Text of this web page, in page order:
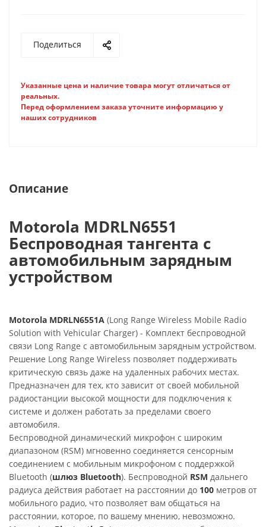
Поделиться
Указанные цена и наличие товара могут отличаться от
реальных.
Перед оформлением заказа уточните информацию у
наших сотрудников
Описание
Motorola MDRLN6551
Беспроводная тангента с
автомобильным зарядным
устройством
Motorola MDRLN6551A (Long Range Wireless Mobile Radio
Solution with Vehicular Charger) - Комплект беспроводной
связи Long Range с автомобильным зарядным устройством.
Решение Long Range Wireless позволяет поддерживать
критическую связь даже на удаленных рабочих местах.
Предназначен для тех, кто зависит от своей мобильной
радиостанции высокой мощности для подключения к
системе и должен работать за пределами своего
автомобиля.
Беспроводной динамический микрофон с широким
диапазоном (RSM) мгновенно соединяется сенсорным
соединением с мобильным микрофоном с поддержкой
Bluetooth (шлюз Bluetooth). Беспроводной RSM дальнего
радиуса действия работает на расстоянии до 100 метров от
мобильного радио, что позволяет вам общаться на
расстоянии, которое, по вашему мнению, невозможно.